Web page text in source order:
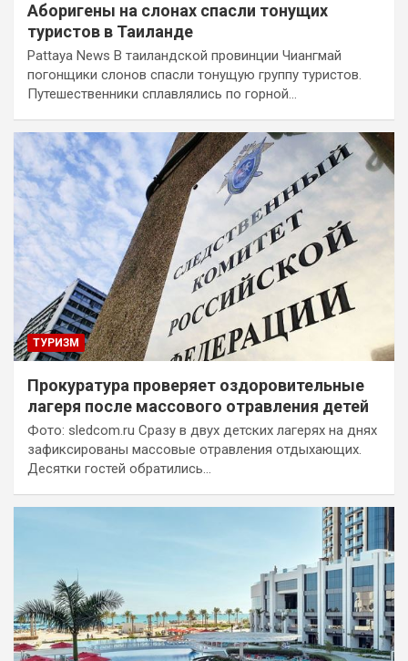
Аборигены на слонах спасли тонущих
туристов в Таиланде
Pattaya News В таиландской провинции Чиангмай
погонщики слонов спасли тонущую группу туристов.
Путешественники сплавлялись по горной…
ТУРИЗМ
Прокуратура проверяет оздоровительные
лагеря после массового отравления детей
Фото: sledcom.ru Сразу в двух детских лагерях на днях
зафиксированы массовые отравления отдыхающих.
Десятки гостей обратились…